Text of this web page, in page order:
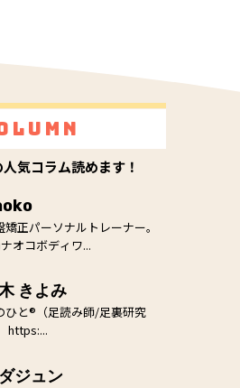
気コラム読めます！
矯正パーソナルトレーナー。
オコボディワ...
きよみ
ひと®（足読み師/足裏研究
https:...
ジュン